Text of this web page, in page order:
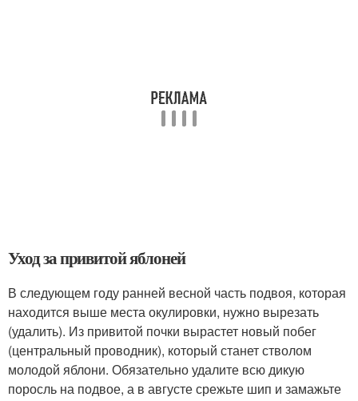
Уход за привитой яблоней
В следующем году ранней весной часть подвоя, которая
находится выше места окулировки, нужно вырезать
(удалить). Из привитой почки вырастет новый побег
(центральный проводник), который станет стволом
молодой яблони. Обязательно удалите всю дикую
поросль на подвое, а в августе срежьте шип и замажьте